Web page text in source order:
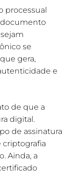
processual
documento
se
gera,
e
de que a
digital.
de assinatura
criptografia
Ainda, a